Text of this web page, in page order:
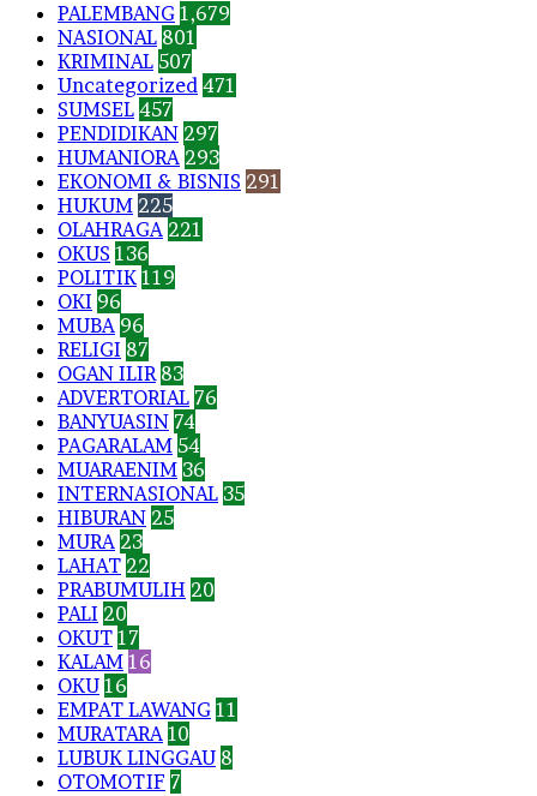
PALEMBANG 1,679
NASIONAL 801
KRIMINAL 507
Uncategorized 471
SUMSEL 457
PENDIDIKAN 297
HUMANIORA 293
EKONOMI & BISNIS 291
HUKUM 225
OLAHRAGA 221
OKUS 136
POLITIK 119
OKI 96
MUBA 96
RELIGI 87
OGAN ILIR 83
ADVERTORIAL 76
BANYUASIN 74
PAGARALAM 54
MUARAENIM 36
INTERNASIONAL 35
HIBURAN 25
MURA 23
LAHAT 22
PRABUMULIH 20
PALI 20
OKUT 17
KALAM 16
OKU 16
EMPAT LAWANG 11
MURATARA 10
LUBUK LINGGAU 8
OTOMOTIF 7